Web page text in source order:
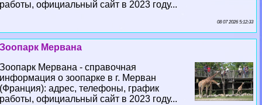
работы, официальный сайт в 2023 году...
08 07 2026 5:12:33
Зоопарк Мервана
Зоопарк Мервана - справочная
информация о зоопарке в г. Мерван
(Франция): адрес, телефоны, график
работы, официальный сайт в 2023 году...